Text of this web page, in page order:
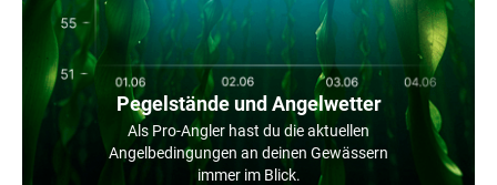
Pegelstände und Angelwetter
Als Pro-Angler hast du die aktuellen
Angelbedingungen an deinen Gewässern
immer im Blick.